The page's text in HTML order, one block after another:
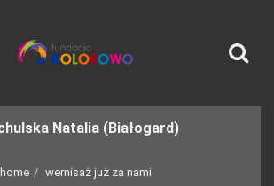
Natalia (Białogard)
home wernisaż już za nami